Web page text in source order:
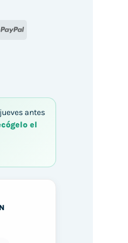
PayPal
antes
el